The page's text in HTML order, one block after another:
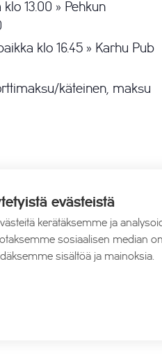
13.00 » Pehkun
klo 16.45 » Karhu Pub
käteinen, maksu
evästeistä
kerätäksemme ja
sosiaalisen median
sisältöä ja mainoksia.